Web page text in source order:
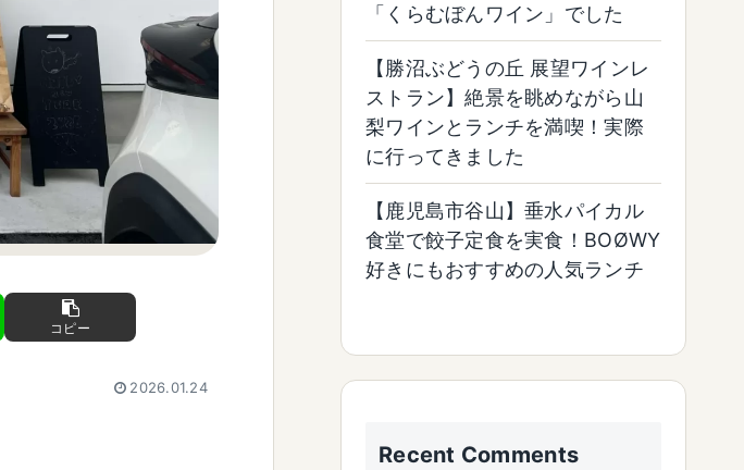
コピー
2026.01.24
「くらむぼんワイン」でした
【勝沼ぶどうの丘 展望ワインレ
ストラン】絶景を眺めながら山
梨ワインとランチを満喫！実際
に行ってきました
【鹿児島市谷山】垂水パイカル
食堂で餃子定食を実食！BOØWY
好きにもおすすめの人気ランチ
Recent Comments